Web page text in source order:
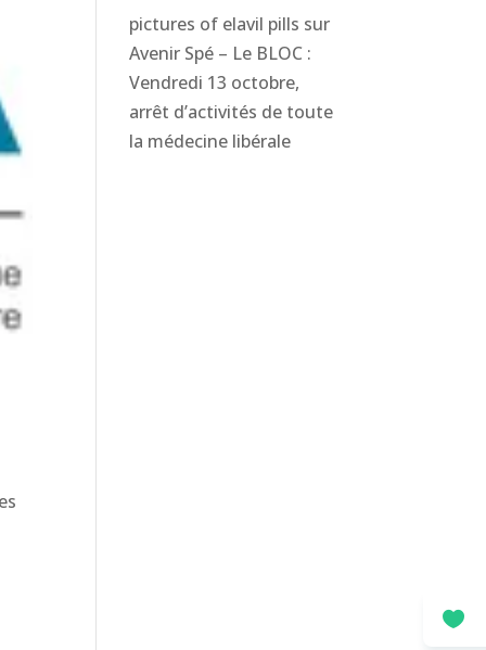

pictures of elavil pills sur
Avenir Spé – Le BLOC :
Vendredi 13 octobre,
arrêt d’activités de toute
la médecine libérale